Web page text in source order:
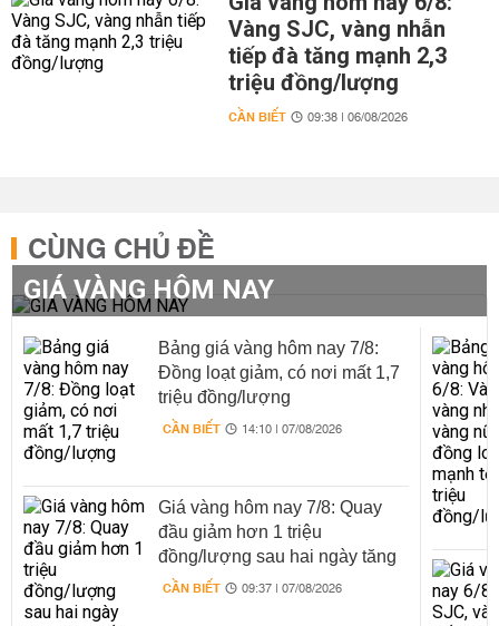
Vàng SJC, vàng nhẫn
tiếp đà tăng mạnh 2,3
triệu đồng/lượng
CẦN BIẾT 09:38 | 06/08/2026
CÙNG CHỦ ĐỀ
GIÁ VÀNG HÔM NAY
Bảng giá vàng hôm nay 7/8:
Đồng loạt giảm, có nơi mất 1,7
triệu đồng/lượng
CẦN BIẾT 14:10 | 07/08/2026
Giá vàng hôm nay 7/8: Quay
đầu giảm hơn 1 triệu
đồng/lượng sau hai ngày tăng
liên tiếp
CẦN BIẾT 09:37 | 07/08/2026